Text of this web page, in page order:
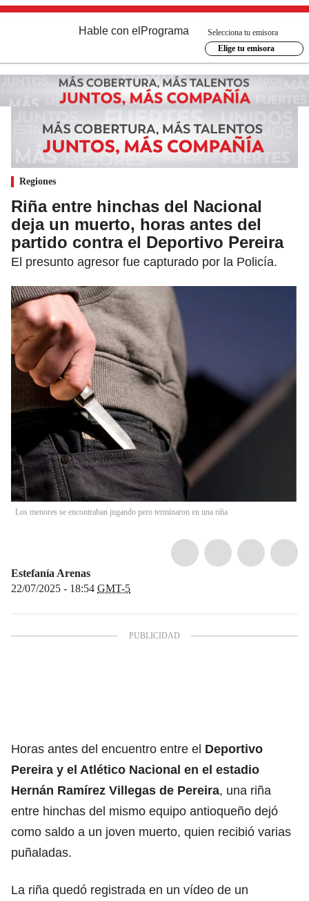
Hable con el Programa
Selecciona tu emisora
Elige tu emisora
Regiones
Riña entre hinchas del Nacional
deja un muerto, horas antes del
partido contra el Deportivo Pereira
El presunto agresor fue capturado por la Policía.
Los menores se encontraban jugando pero terminaron en una riña
Estefanía Arenas
22/07/2025 - 18:54 GMT-5
Horas antes del encuentro entre el Deportivo
Pereira y el Atlético Nacional en el estadio
Hernán Ramírez Villegas de Pereira, una riña
entre hinchas del mismo equipo antioqueño dejó
como saldo a un joven muerto, quien recibió varias
puñaladas.
La riña quedó registrada en un vídeo de un